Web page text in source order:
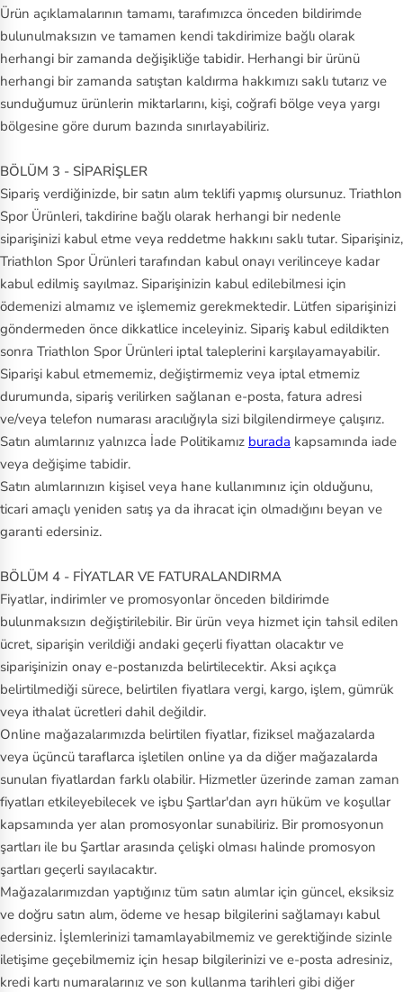
V
an
s
Vi
ct
in
ox
Ürün açıklamalarının tamamı, tarafımızca önceden bildirimde
bulunulmaksızın ve tamamen kendi takdirimize bağlı olarak
herhangi bir zamanda değişikliğe tabidir. Herhangi bir ürünü
herhangi bir zamanda satıştan kaldırma hakkımızı saklı tutarız ve
sunduğumuz ürünlerin miktarlarını, kişi, coğrafi bölge veya yargı
bölgesine göre durum bazında sınırlayabiliriz.
BÖLÜM 3 - SİPARİŞLER
Sipariş verdiğinizde, bir satın alım teklifi yapmış olursunuz. Triathlon
Spor Ürünleri, takdirine bağlı olarak herhangi bir nedenle
siparişinizi kabul etme veya reddetme hakkını saklı tutar. Siparişiniz,
Triathlon Spor Ürünleri tarafından kabul onayı verilinceye kadar
kabul edilmiş sayılmaz. Siparişinizin kabul edilebilmesi için
ödemenizi almamız ve işlememiz gerekmektedir. Lütfen siparişinizi
göndermeden önce dikkatlice inceleyiniz. Sipariş kabul edildikten
sonra Triathlon Spor Ürünleri iptal taleplerini karşılayamayabilir.
Siparişi kabul etmememiz, değiştirmemiz veya iptal etmemiz
durumunda, sipariş verilirken sağlanan e-posta, fatura adresi
ve/veya telefon numarası aracılığıyla sizi bilgilendirmeye çalışırız.
Satın alımlarınız yalnızca İade Politikamız burada kapsamında iade
veya değişime tabidir.
Satın alımlarınızın kişisel veya hane kullanımınız için olduğunu,
ticari amaçlı yeniden satış ya da ihracat için olmadığını beyan ve
garanti edersiniz.
BÖLÜM 4 - FİYATLAR VE FATURALANDIRMA
Fiyatlar, indirimler ve promosyonlar önceden bildirimde
bulunmaksızın değiştirilebilir. Bir ürün veya hizmet için tahsil edilen
ücret, siparişin verildiği andaki geçerli fiyattan olacaktır ve
siparişinizin onay e-postanızda belirtilecektir. Aksi açıkça
belirtilmediği sürece, belirtilen fiyatlara vergi, kargo, işlem, gümrük
veya ithalat ücretleri dahil değildir.
Online mağazalarımızda belirtilen fiyatlar, fiziksel mağazalarda
veya üçüncü taraflarca işletilen online ya da diğer mağazalarda
sunulan fiyatlardan farklı olabilir. Hizmetler üzerinde zaman zaman
fiyatları etkileyebilecek ve işbu Şartlar'dan ayrı hüküm ve koşullar
kapsamında yer alan promosyonlar sunabiliriz. Bir promosyonun
şartları ile bu Şartlar arasında çelişki olması halinde promosyon
şartları geçerli sayılacaktır.
Mağazalarımızdan yaptığınız tüm satın alımlar için güncel, eksiksiz
ve doğru satın alım, ödeme ve hesap bilgilerini sağlamayı kabul
edersiniz. İşlemlerinizi tamamlayabilmemiz ve gerektiğinde sizinle
iletişime geçebilmemiz için hesap bilgilerinizi ve e-posta adresiniz,
kredi kartı numaralarınız ve son kullanma tarihleri gibi diğer